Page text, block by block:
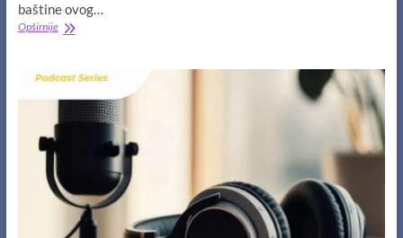
baštine ovog…
OpširnijeTravnik
baština